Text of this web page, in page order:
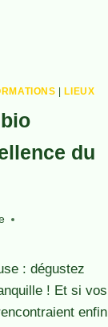
|LIEUX
du
: dégustez
! Et si vos
enfin